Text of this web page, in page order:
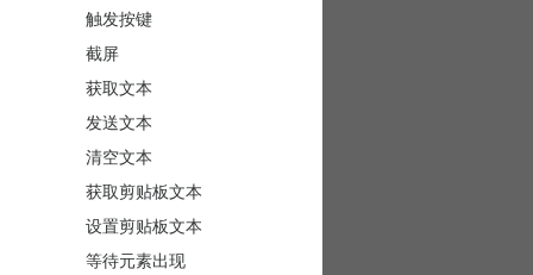
触发按键
截屏
获取文本
发送文本
清空文本
获取剪贴板文本
设置剪贴板文本
等待元素出现